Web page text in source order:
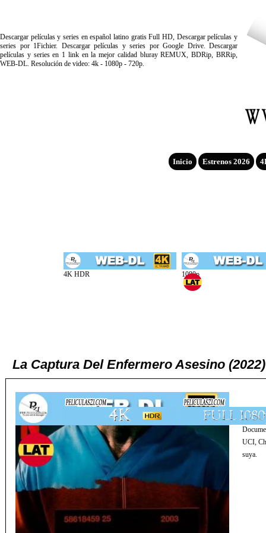
Descargar películas y series en español latino gratis Full HD, Descargar películas y
series por 1Fichier. Descargar películas y series por Google Drive. Descargar
películas y series en 1 link en la mejor calidad bluray REMUX, BDRip, BRRip,
WEB-DL. Resolución de video: 4k - 1080p - 720p.
Inicio Estrenos 2026
La Captura Del Enfermero Asesino
UCI,
suya.